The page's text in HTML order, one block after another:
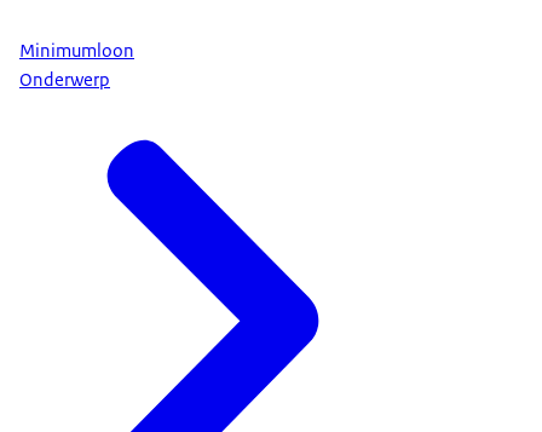
Minimumloon
Onderwerp